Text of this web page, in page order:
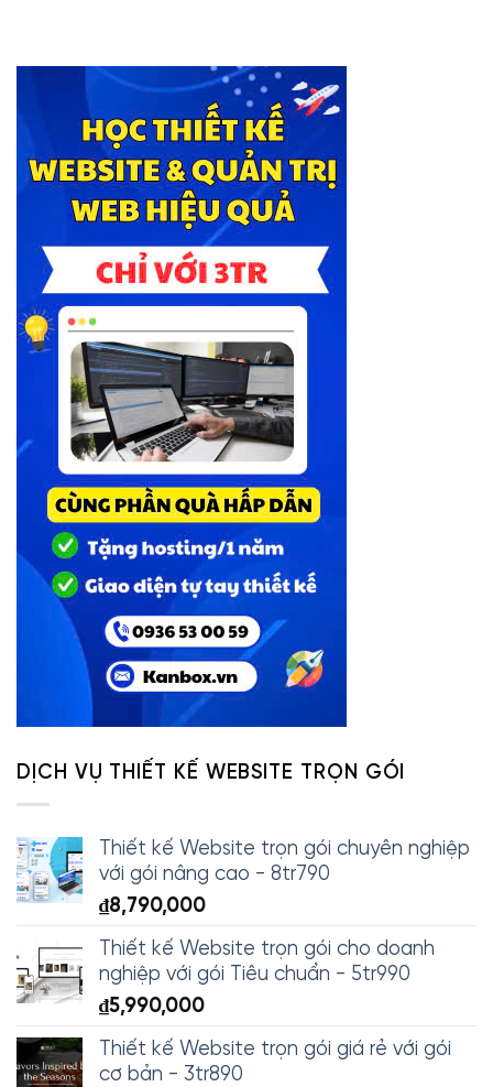
DỊCH VỤ THIẾT KẾ WEBSITE TRỌN GÓI
Thiết kế Website trọn gói chuyên nghiệp
với gói nâng cao - 8tr790
₫8,790,000
Thiết kế Website trọn gói cho doanh
nghiệp với gói Tiêu chuẩn - 5tr990
₫5,990,000
Thiết kế Website trọn gói giá rẻ với gói
cơ bản - 3tr890